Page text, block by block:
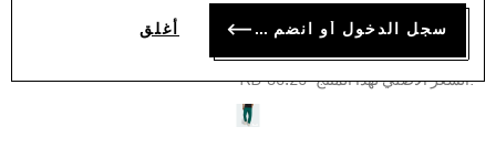
سجل الدخول أو انضم الآن أغلق بنطال رياضي
KD 15.09
:السعر الأصلي لهذا المنتج Price reduced from
KD 30.25
to